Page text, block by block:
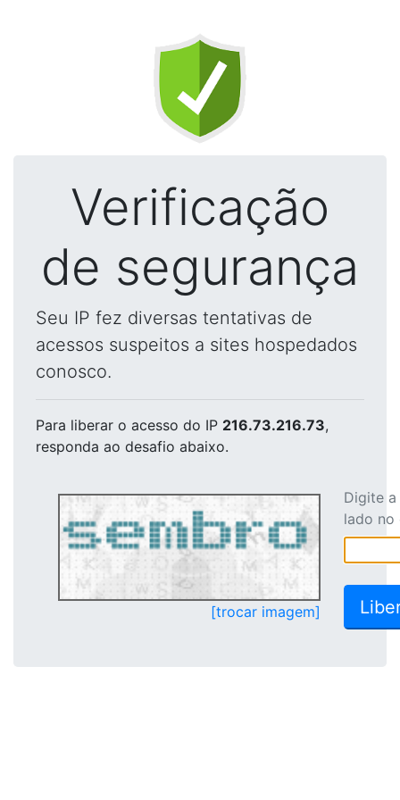
Verificação
de segurança
Seu IP fez diversas tentativas de
acessos suspeitos a sites hospedados
conosco.
Para liberar o acesso do IP 216.73.216.73,
responda ao desafio abaixo.
[trocar imagem]
Digite
lado no